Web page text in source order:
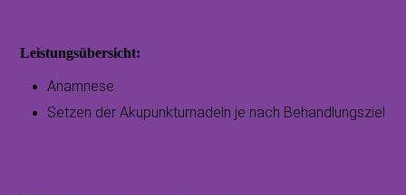
Leistungsübersicht:
Anamnese
Setzen der Akupunkturnadeln je nach Behandlungsziel